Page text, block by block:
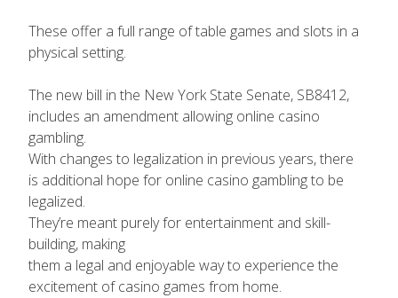
These offer a full range of table games and slots in a
physical setting.
The new bill in the New York State Senate, SB8412,
includes an amendment allowing online casino
gambling.
With changes to legalization in previous years, there
is additional hope for online casino gambling to be
legalized.
They’re meant purely for entertainment and skill-
building, making
them a legal and enjoyable way to experience the
excitement of casino games from home.